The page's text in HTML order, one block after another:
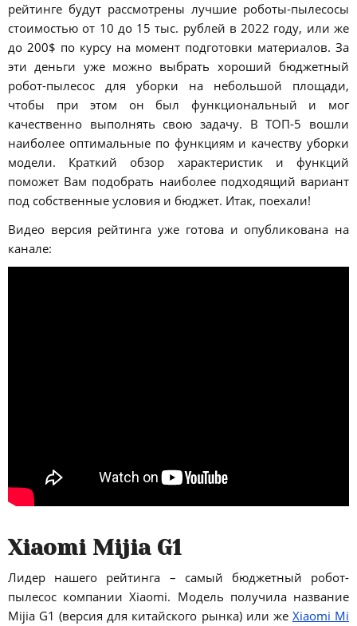
рейтинге будут рассмотрены лучшие роботы-пылесосы
стоимостью от 10 до 15 тыс. рублей в 2022 году, или же
до 200$ по курсу на момент подготовки материалов. За
эти деньги уже можно выбрать хороший бюджетный
робот-пылесос для уборки на небольшой площади,
чтобы при этом он был функциональный и мог
качественно выполнять свою задачу. В ТОП-5 вошли
наиболее оптимальные по функциям и качеству уборки
модели. Краткий обзор характеристик и функций
поможет Вам подобрать наиболее подходящий вариант
под собственные условия и бюджет. Итак, поехали!
Видео версия рейтинга уже готова и опубликована на
канале:
Xiaomi Mijia G1
Лидер нашего рейтинга – самый бюджетный робот-
пылесос компании Xiaomi. Модель получила название
Mijia G1 (версия для китайского рынка) или же Xiaomi Mi